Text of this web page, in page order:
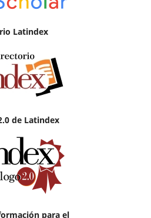
Latindex
de Latindex
para el